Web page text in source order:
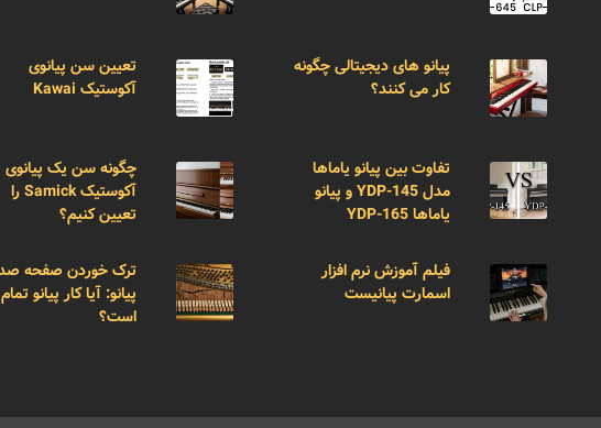
پیانو های دیجیتالی چگونه
کار می کنند؟
تفاوت بین پیانو یاماها
مدل YDP-145 و پیانو
یاماها YDP-165
فیلم آموزش نرم افزار
اسمارت پیانیست
تعیین سن پیانوی
آکوستیک Kawai
چگونه سن یک پیانوی
آکوستیک Samick را
تعیین کنیم؟
ترک خوردن صفحه
پیانو: آیا کار پیانو تمام
است؟